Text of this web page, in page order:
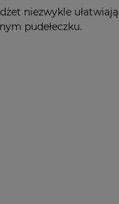
niezwykle
pudełeczku.